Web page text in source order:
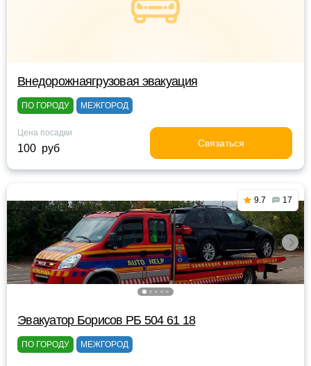
Внедорожнаягрузовая эвакуация
ПО ГОРОДУ МЕЖГОРОД
Цена посадки
100 руб Связаться
9.7 17
Эвакуатор Борисов РБ 504 61 18
ПО ГОРОДУ МЕЖГОРОД